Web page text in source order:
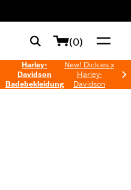
(0)
Harley-
Davidson
Badebekleidung
New! Dickies x
Harley-
Davidson